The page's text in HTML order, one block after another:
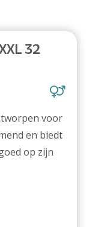
32
voor
en biedt
op zijn